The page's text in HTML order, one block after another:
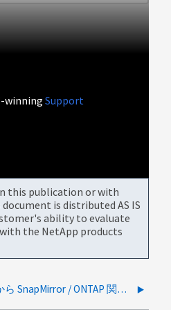
winningSupport
this publication or with
is distributed AS IS
ability to evaluate
the NetApp products
SnapCenter が、 SnapVault から SnapMirror / ONTAP 関係の詳細を取得できません